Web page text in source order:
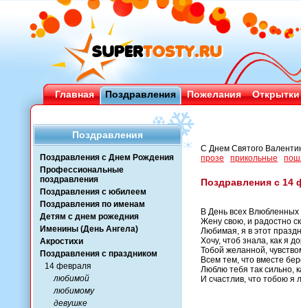
Главная Поздравления Пожелания Открытки
Поздравления
Поздравления с Днем Рождения
Профессиональные
поздравления
Поздравления с юбилеем
Поздравления по именам
Детям с днем рожедния
Именины (День Ангела)
Акростихи
Поздравления с праздником
14 февраля
любимой
любимому
девушке
С Днем Святого
прозе
прикольные
Поздравления с 14
В День всех
Жену свою, и радостно
Любимая, я в этот
Хочу, чтоб знала, как я
Тобой желанной,
Всем тем, что вместе
Люблю тебя так сильно,
И счастлив, что тобою я